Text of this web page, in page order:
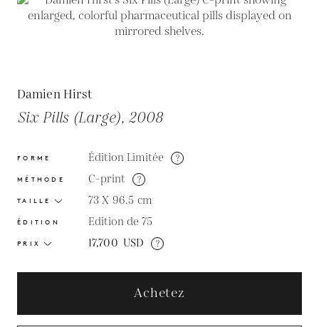
Damien Hirst
Six Pills (Large), 2008
FORME Édition Limitée ?
MÉTHODE C-print ?
TAILLE 73 X 96.5 cm
ÉDITION Edition de 75
PRIX 17,700 USD ?
Achetez